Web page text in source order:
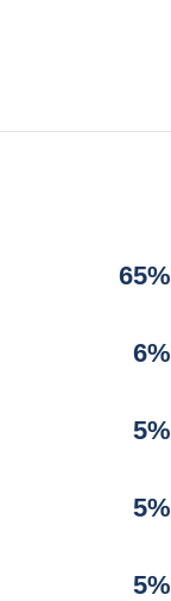
65%
6%
5%
5%
5%